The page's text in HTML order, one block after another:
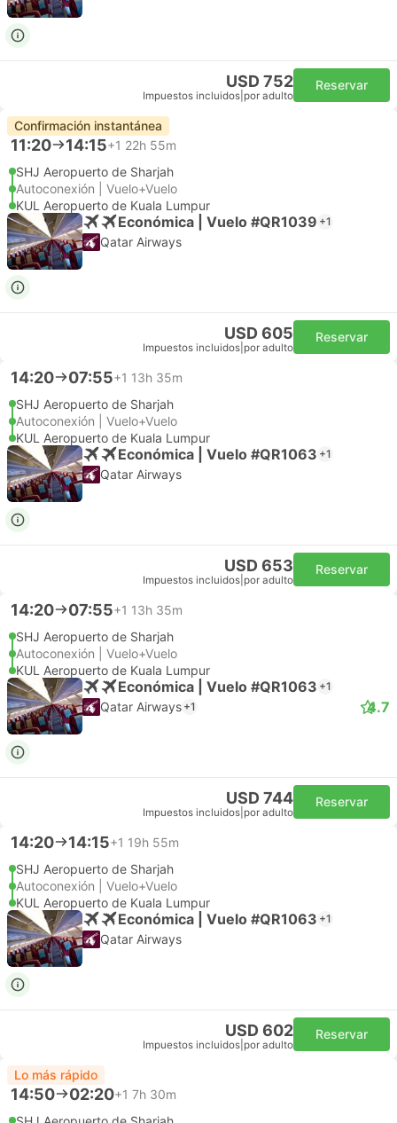
USD 752
Impuestos incluidos por adulto
Reservar
Confirmación instantánea
11:20 14:15+1 22h 55m
SHJ Aeropuerto de Sharjah
Autoconexión | Vuelo+Vuelo
KUL Aeropuerto de Kuala Lumpur
Económica | Vuelo #QR1039 +1
Qatar Airways
USD 605
Impuestos incluidos por adulto
Reservar
14:20 07:55+1 13h 35m
SHJ Aeropuerto de Sharjah
Autoconexión | Vuelo+Vuelo
KUL Aeropuerto de Kuala Lumpur
Económica | Vuelo #QR1063 +1
Qatar Airways
USD 653
Impuestos incluidos por adulto
Reservar
14:20 07:55+1 13h 35m
SHJ Aeropuerto de Sharjah
Autoconexión | Vuelo+Vuelo
KUL Aeropuerto de Kuala Lumpur
Económica | Vuelo #QR1063 +1
Qatar Airways +1 4.7
USD 744
Impuestos incluidos por adulto
Reservar
14:20 14:15+1 19h 55m
SHJ Aeropuerto de Sharjah
Autoconexión | Vuelo+Vuelo
KUL Aeropuerto de Kuala Lumpur
Económica | Vuelo #QR1063 +1
Qatar Airways
USD 602
Impuestos incluidos por adulto
Reservar
Lo más rápido
14:50 02:20+1 7h 30m